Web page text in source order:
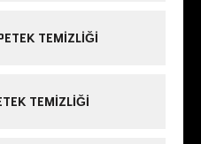
TEMIZLIĞI
TEMIZLIĞI